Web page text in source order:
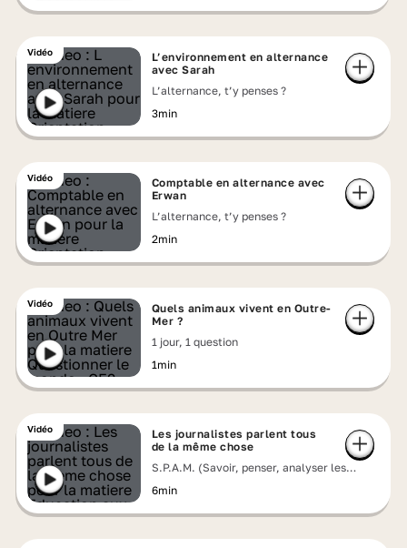
Vidéo
L’environnement en alternance
avec Sarah
L’alternance, t’y penses ?
3min
Vidéo
Comptable en alternance avec
Erwan
L’alternance, t’y penses ?
2min
Vidéo
Quels animaux vivent en Outre-
Mer ?
1 jour, 1 question
1min
Vidéo
Les journalistes parlent tous
de la même chose
S.P.A.M. (Savoir, penser, analyser les
6min